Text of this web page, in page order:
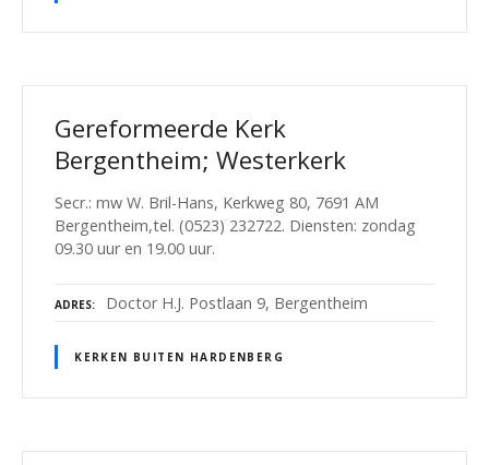
Gereformeerde Kerk
Bergentheim; Westerkerk
Secr.: mw W. Bril-Hans, Kerkweg 80, 7691 AM
Bergentheim,tel. (0523) 232722. Diensten: zondag
09.30 uur en 19.00 uur.
ADRES Doctor H.J. Postlaan 9, Bergentheim
KERKEN BUITEN HARDENBERG